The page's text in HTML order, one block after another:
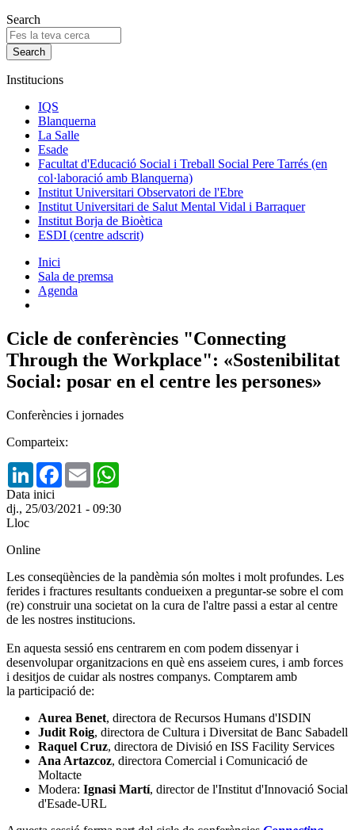
Search
Institucions
IQS
Blanquerna
La Salle
Esade
Facultat d'Educació Social i Treball Social Pere Tarrés (en
col·laboració amb Blanquerna)
Institut Universitari Observatori de l'Ebre
Institut Universitari de Salut Mental Vidal i Barraquer
Institut Borja de Bioètica
ESDI (centre adscrit)
Inici
Sala de premsa
Agenda
Cicle de conferències "Connecting
Through the Workplace": «Sostenibilitat
Social: posar en el centre les persones»
Conferències i jornades
Comparteix:
LinkedInFacebook
Email
Data inici
dj., 25/03/2021 - 09:30
Lloc
Online
Les conseqüències de la pandèmia són moltes i molt profundes. Les
ferides i fractures resultants condueixen a preguntar-se sobre el com
(re) construir una societat on la cura de l'altre passi a estar al centre
de les nostres institucions.
En aquesta sessió ens centrarem en com podem dissenyar i
desenvolupar organitzacions en què ens asseiem cures, i amb forces
i desitjos de cuidar als nostres companys. Comptarem amb
la participació de:
Aurea Benet, directora de Recursos Humans d'ISDIN
Judit Roig, directora de Cultura i Diversitat de Banc Sabadell
Raquel Cruz, directora de Divisió en ISS Facility Services
Ana Artazcoz, directora Comercial i Comunicació de
Moltacte
Modera: Ignasi Martí, director de l'Institut d'Innovació Social
d'Esade-URL